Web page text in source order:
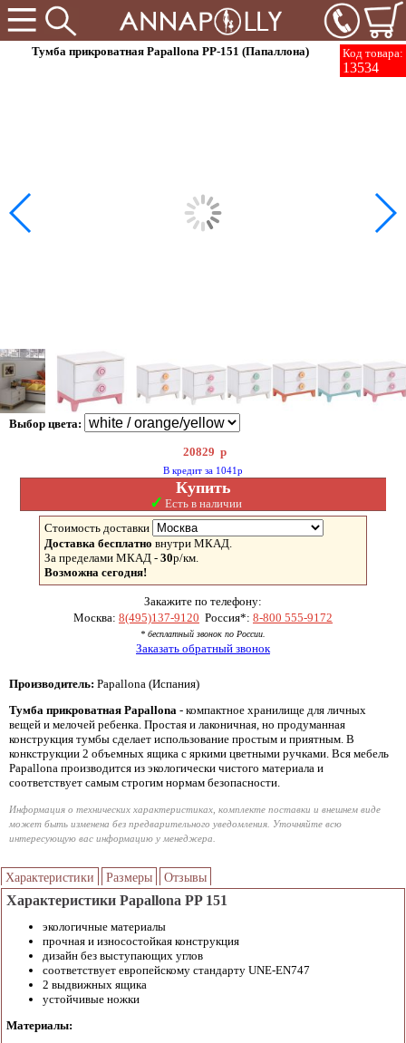
Код товара:
13534
Тумба прикроватная Papallona PP-151 (Папаллона)
Выбор цвета:
20829 р
В кредит за 1041р
Купить
✓ Есть в наличии
Стоимость доставки
Доставка бесплатно внутри МКАД.
За пределами МКАД - 30р/км.
Возможна сегодня!
Закажите по телефону:
Москва: 8(495)137-9120 Россия*: 8-800 555-9172
* бесплатный звонок по России.
Заказать обратный звонок
Производитель: Papallona (Испания)
Тумба прикроватная Papallona - компактное хранилище для личных
вещей и мелочей ребенка. Простая и лаконичная, но продуманная
конструкция тумбы сделает использование простым и приятным. В
конкструкции 2 объемных ящика с яркими цветными ручками. Вся мебель
Papallona производится из экологически чистого материала и
соответствует самым строгим нормам безопасности.
Информация о технических характеристиках, комплекте поставки и внешнем виде
может быть изменена без предварительного уведомления. Уточняйте всю
интересующую вас информацию у менеджера.
Характеристики Размеры Отзывы
Характеристики Papallona PP 151
экологичные материалы
прочная и износостойкая конструкция
дизайн без выступающих углов
соответствует европейскому стандарту UNE-EN747
2 выдвижных ящика
устойчивые ножки
Материалы: